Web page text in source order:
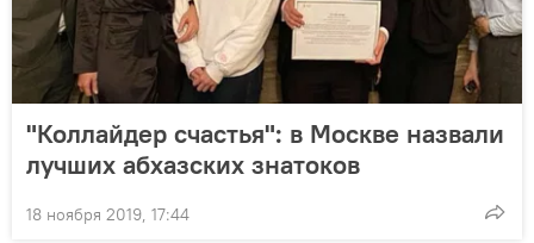
"Коллайдер счастья": в Москве назвали
лучших абхазских знатоков
18 ноября 2019, 17:44